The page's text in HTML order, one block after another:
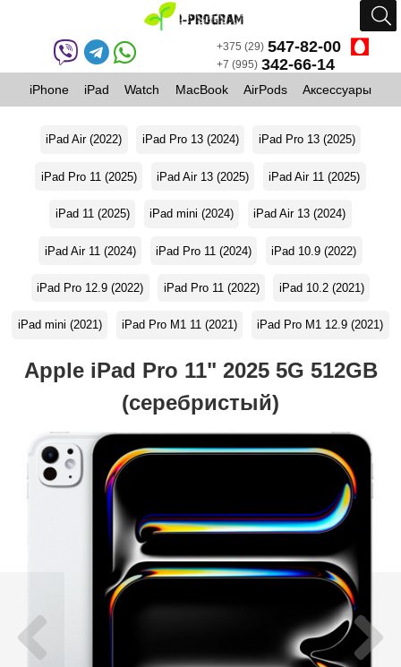
+375 (29) 547-82-00
+7 (995) 342-66-14
iPhone iPad Watch MacBook AirPods Аксессуары
iPad Air (2022) iPad Pro 13 (2024) iPad Pro 13 (2025)
iPad Pro 11 (2025) iPad Air 13 (2025) iPad Air 11 (2025)
iPad 11 (2025) iPad mini (2024) iPad Air 13 (2024)
iPad Air 11 (2024) iPad Pro 11 (2024) iPad 10.9 (2022)
iPad Pro 12.9 (2022) iPad Pro 11 (2022) iPad 10.2 (2021)
iPad mini (2021) iPad Pro M1 11 (2021) iPad Pro M1 12.9 (2021)
Apple iPad Pro 11" 2025 5G 512GB
(серебристый)